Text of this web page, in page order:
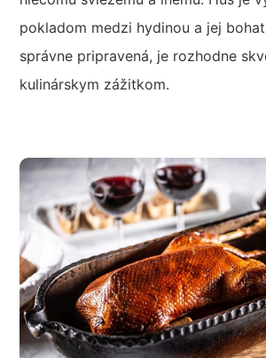
pokladom medzi hydinou a jej
správne pripravená, je rozhodne
kulinárskym zážitkom.